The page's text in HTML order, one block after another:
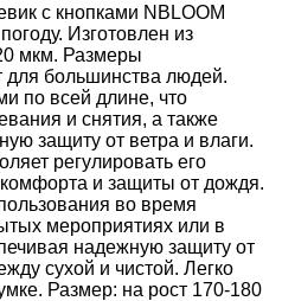
с кнопками NBLOOM
Изготовлен из
мкм. Размеры
для большинства людей.
по всей длине, что
и снятия, а также
защиту от ветра и влаги.
регулировать его
и защиты от дождя.
во время
мероприятиях или в
надежную защиту от
сухой и чистой. Легко
Размер: на рост 170-180